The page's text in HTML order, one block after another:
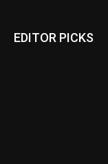
EDITOR PICKS